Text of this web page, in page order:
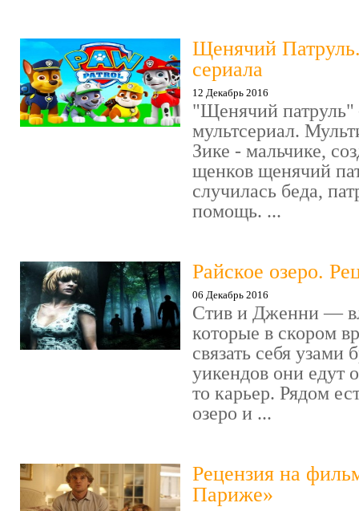
Щенячий
сериала
12 Декабрь 2016
"Щенячий патруль"
мультсериал.
Зике - мальчике,
щенков щенячий
случилась беда,
помощь. ...
Райское озеро.
06 Декабрь 2016
Стив и Дженни —
которые в скором
связать себя узами
уикендов они едут
то карьер. Рядом
озеро и ...
Рецензия на
Париже»